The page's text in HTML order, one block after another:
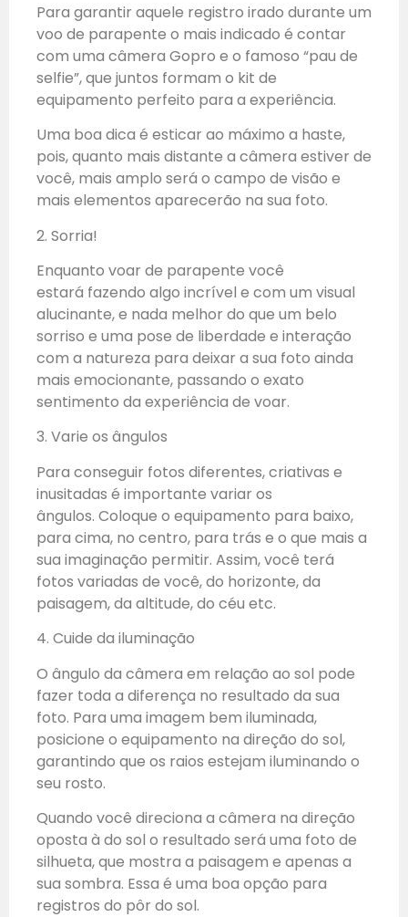
Para garantir aquele registro irado durante um
voo de parapente o mais indicado é contar
com uma câmera Gopro e o famoso “pau de
selfie”, que juntos formam o kit de
equipamento perfeito para a experiência.
Uma boa dica é esticar ao máximo a haste,
pois, quanto mais distante a câmera estiver de
você, mais amplo será o campo de visão e
mais elementos aparecerão na sua foto.
2. Sorria!
Enquanto voar de parapente você
estará fazendo algo incrível e com um visual
alucinante, e nada melhor do que um belo
sorriso e uma pose de liberdade e interação
com a natureza para deixar a sua foto ainda
mais emocionante, passando o exato
sentimento da experiência de voar.
3. Varie os ângulos
Para conseguir fotos diferentes, criativas e
inusitadas é importante variar os
ângulos. Coloque o equipamento para baixo,
para cima, no centro, para trás e o que mais a
sua imaginação permitir. Assim, você terá
fotos variadas de você, do horizonte, da
paisagem, da altitude, do céu etc.
4. Cuide da iluminação
O ângulo da câmera em relação ao sol pode
fazer toda a diferença no resultado da sua
foto. Para uma imagem bem iluminada,
posicione o equipamento na direção do sol,
garantindo que os raios estejam iluminando o
seu rosto.
Quando você direciona a câmera na direção
oposta à do sol o resultado será uma foto de
silhueta, que mostra a paisagem e apenas a
sua sombra. Essa é uma boa opção para
registros do pôr do sol.